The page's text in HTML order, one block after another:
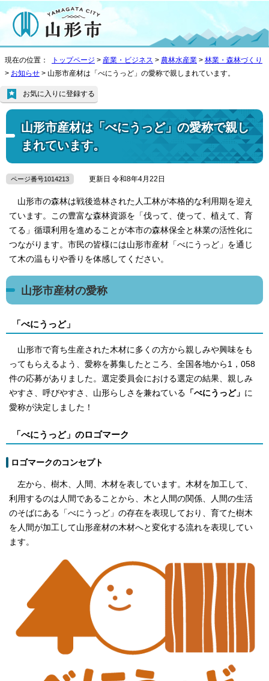
現在の位置： トップページ > 産業・ビジネス > 農林水産業 > 林業・森林づくり
> お知らせ > 山形市産材は「べにうっど」の愛称で親しまれています。
山形市産材は「べにうっど」の愛称で親し
まれています。
お気に入りに登録する
ページ番号1014213 更新日 令和8年4月22日
山形市の森林は戦後造林された人工林が本格的な利用期を迎え
ています。この豊富な森林資源を「伐って、使って、植えて、育
てる」循環利用を進めることが本市の森林保全と林業の活性化に
つながります。市民の皆様には山形市産材「べにうっど」を通じ
て木の温もりや香りを体感してください。
山形市産材の愛称
「べにうっど」
山形市で育ち生産された木材に多くの方から親しみや興味をも
ってもらえるよう、愛称を募集したところ、全国各地から1，058
件の応募がありました。選定委員会における選定の結果、親しみ
やすさ、呼びやすさ、山形らしさを兼ねている 「べにうっど」 に
愛称が決定しました！
「べにうっど」のロゴマーク
ロゴマークのコンセプト
左から、樹木、人間、木材を表しています。木材を加工して、
利用するのは人間であることから、木と人間の関係、人間の生活
のそばにある「べにうっど」の存在を表現しており、育てた樹木
を人間が加工して山形産材の木材へと変化する流れを表現してい
ます。